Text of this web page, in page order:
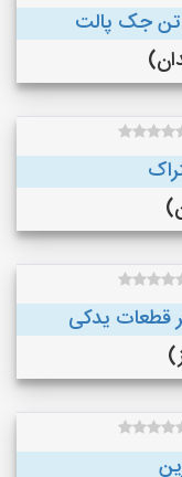
تن جک پالت
قطعات یدکی